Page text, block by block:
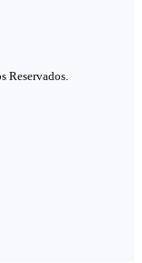
Reservados.